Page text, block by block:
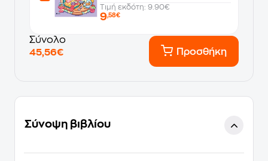
Τιμή εκδότη: 9.90€
9,58€
Σύνολο
45,56€
Προσθήκη
Σύνοψη βιβλίου